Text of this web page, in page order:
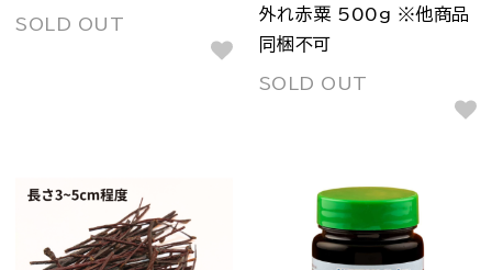
SOLD OUT
外れ赤粟 500g ※他商品
同梱不可
SOLD OUT